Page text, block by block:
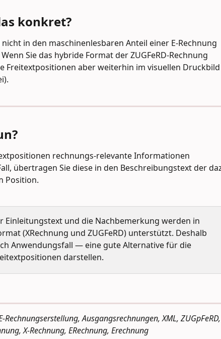
konkret?
in den maschinenlesbaren Anteil einer E-Rechnung
Sie das hybride Format der ZUGFeRD-Rechnung
Freitextpositionen aber weiterhin im visuellen Druckbild
rechnungs-relevante Informationen
übertragen Sie diese in den Beschreibungstext der
Position.
Einleitungstext und die Nachbemerkung werden in
(XRechnung und ZUGFeRD) unterstützt. Deshalb
Anwendungsfall — eine gute Alternative für die
darstellen.
Rechnungserstellung, Ausgangsrechnungen, XML, ZUGpFeRD,
X-Rechnung, ERechnung, Erechnung